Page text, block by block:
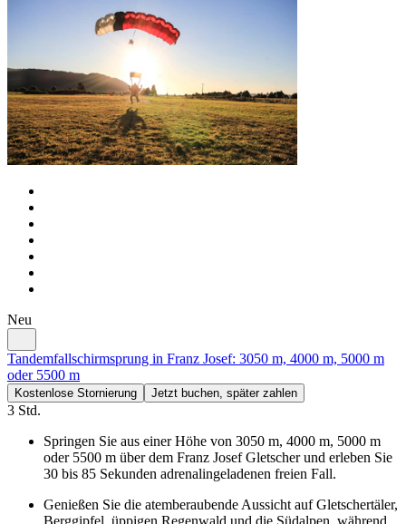
Neu
Tandemfallschirmsprung in Franz Josef: 3050 m, 4000 m, 5000 m
oder 5500 m
Kostenlose Stornierung Jetzt buchen, später zahlen
3 Std.
Springen Sie aus einer Höhe von 3050 m, 4000 m, 5000 m
oder 5500 m über dem Franz Josef Gletscher und erleben Sie
30 bis 85 Sekunden adrenalingeladenen freien Fall.
Genießen Sie die atemberaubende Aussicht auf Gletschertäler,
Berggipfel, üppigen Regenwald und die Südalpen, während